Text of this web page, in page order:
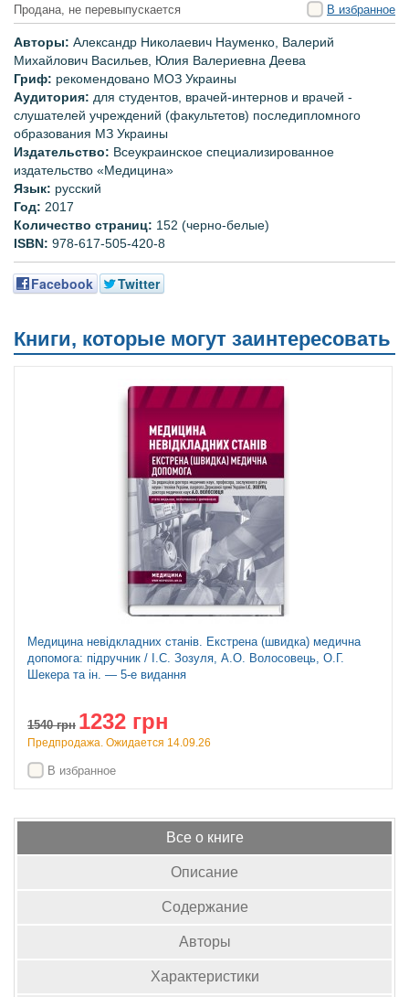
Продана, не перевыпускается
В избранное
Авторы: Александр Николаевич Науменко, Валерий
Михайлович Васильев, Юлия Валериевна Деева
Гриф: рекомендовано МОЗ Украины
Аудитория: для студентов, врачей-интернов и врачей -
слушателей учреждений (факультетов) последипломного
образования МЗ Украины
Издательство: Всеукраинское специализированное
издательство «Медицина»
Язык: русский
Год: 2017
Количество страниц: 152 (черно-белые)
ISBN: 978-617-505-420-8
Facebook Twitter
Книги, которые могут заинтересовать
Медицина невідкладних станів. Екстрена (швидка) медична
допомога: підручник / I.С. Зозуля, А.О. Волосовець, О.Г.
Шекера та ін. — 5-е видання
1540грн 1232 грн
Предпродажа. Ожидается 14.09.26
В избранное
Все о книге
Описание
Содержание
Авторы
Характеристики